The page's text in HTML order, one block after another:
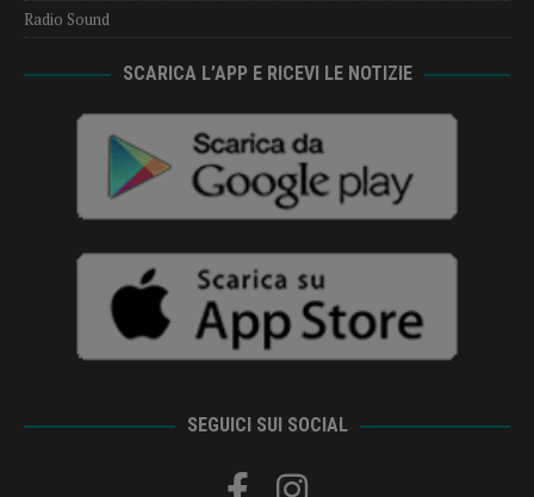
Radio Sound
SCARICA L’APP E RICEVI LE NOTIZIE
SEGUICI SUI SOCIAL